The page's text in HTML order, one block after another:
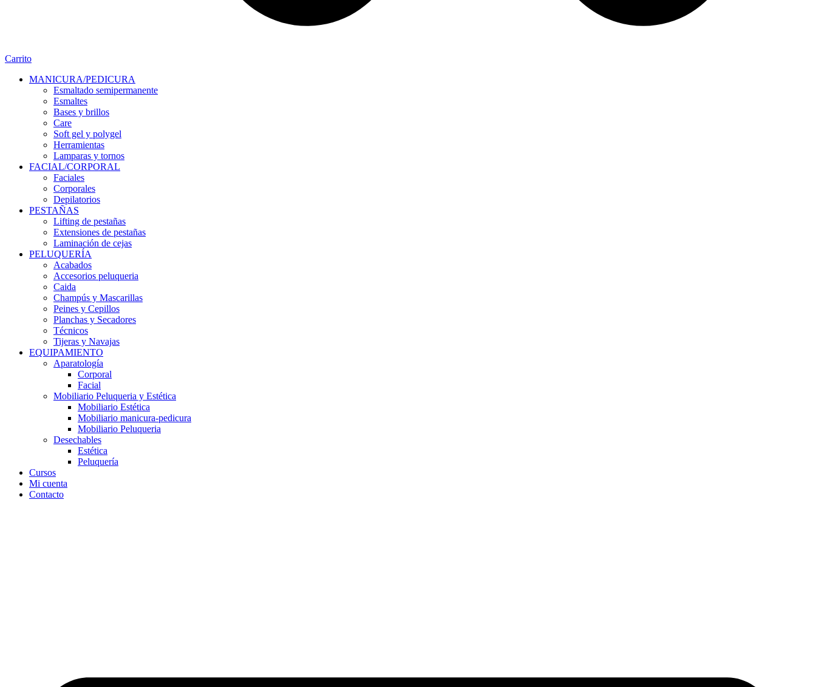
Carrito
MANICURA/PEDICURA
Esmaltado semipermanente
Esmaltes
Bases y brillos
Care
Soft gel y polygel
Herramientas
Lamparas y tornos
FACIAL/CORPORAL
Faciales
Corporales
Depilatorios
PESTAÑAS
Lifting de pestañas
Extensiones de pestañas
Laminación de cejas
PELUQUERÍA
Acabados
Accesorios peluqueria
Caida
Champús y Mascarillas
Peines y Cepillos
Planchas y Secadores
Técnicos
Tijeras y Navajas
EQUIPAMIENTO
Aparatología
Corporal
Facial
Mobiliario Peluqueria y Estética
Mobiliario Estética
Mobiliario manicura-pedicura
Mobiliario Peluqueria
Desechables
Estética
Peluquería
Cursos
Mi cuenta
Contacto